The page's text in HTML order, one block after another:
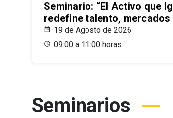
Seminario: “El Activo que
redefine talento, mercados
19 de Agosto de 2026
09:00 a 11:00 horas
Seminarios